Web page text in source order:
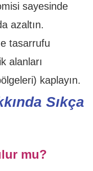
sayesinde
azaltın.
tasarrufu
alanları
kaplayın.
Sıkça
mu?